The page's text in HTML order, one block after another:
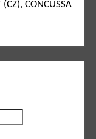
CONCUSSA